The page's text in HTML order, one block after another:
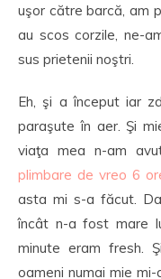
uşor către barcă, am
au scos corzile, ne-
sus prietenii noştri.
Eh, şi a început iar
paraşute în aer. Şi
viaţa mea n-am
plimbare de vreo 6
asta mi s-a făcut.
încât n-a fost mare
minute eram fresh.
oameni numai mie